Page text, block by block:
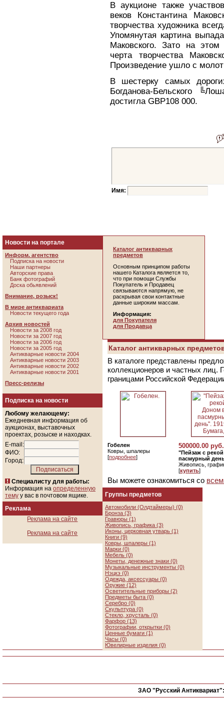
В аукционе также
веков Константина
творчества художника
Упомянутая картина
Маковского. Зато на этом
черта творчества
Произведение ушло с
В шестерку самых
Богданова-Бельского
достигла GBP108 000.
Имя:
Новости на портале
Информ. агентство
Подписка на новости
Наши партнеры
Авторские права
Банк фотографий
Доска обьявлений
Внимание, розыск!
В мире антиквариата
Новости текущего года
Архив новостей
Новости за 2008 год
Новости за 2007 год
Новости за 2006 год
Новости за 2005 год
Антикварные новости 2004
Антикварные новости 2003
Антикварные новости 2002
Антикварные новости 2001
Пресс-релизы
Подписка на новости
Любому желающему:
Ежедневная информация об
аукционах, выставочных
проектах, розыске и находках.
E-mail:
ФИО:
Город:
Специалисту для работы:
Информация на определенную
тему у вас в почтовом ящике.
Реклама
Реклама на сайте
Реклама на сайте
Каталог антикварных
предметов
Основным принципом работы
нашего Каталога является то,
что при помощи Службы
Покупатель и Продавец
связываются напрямую, не
раскрывая свои контактные
данные широким массам.
Информация:
для Покупателя
для Продавца
Каталог антикварных
В каталоге представлены
коллекционеров и частных лиц.
границами Российской
Гобелен
Ковры, шпалеры
[подробнее]
500000.00 руб.
"Пейзаж с
пасмурный
Живопись,
[купить]
Вы можете ознакомиться со
Группы предметов
Автомобили (Олдтаймеры) (0)
Бронза (3)
Гравюры (1)
Живопись, графика (3)
Иконы, церковная утварь (1)
Книги (9)
Ковры, шпалеры (1)
Марки (0)
Мебель (0)
Монеты, денежные знаки (0)
Музыкальные инструменты (0)
Нэцкэ (0)
Одежда, аксессуары (0)
Оружие (12)
Осветительные приборы (2)
Предметы быта (0)
Серебро (0)
Скульптура (0)
Стекло, хрусталь (0)
Фарфор (13)
Фотографии, открытки (0)
Ценные бумаги (1)
Часы (0)
Ювелирные изделия (0)
ЗАО "Русский Антиквариат":